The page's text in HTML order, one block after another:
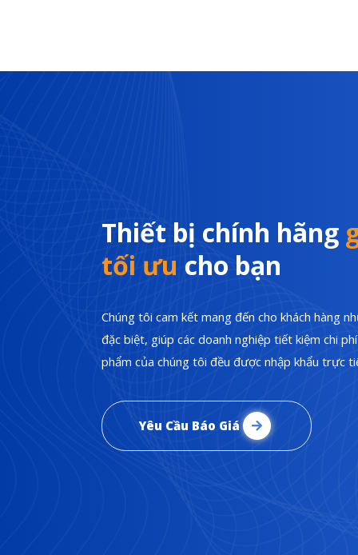
Thiết bị chính hãng
tối ưu cho bạn
Chúng tôi cam kết mang đến cho khách hàng
đặc biệt, giúp các doanh nghiệp tiết kiệm chi
phẩm của chúng tôi đều được nhập khẩu trực
Yêu Cầu Báo Giá